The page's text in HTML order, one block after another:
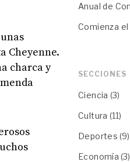
Cheyenne.
charca y
Anual de
Comienza
SECCIONES
Ciencia (3)
Cultura (11)
Deportes (9)
Economía (3)